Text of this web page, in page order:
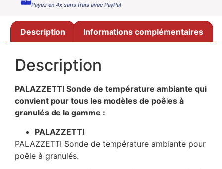
Payez en 4x sans frais avec PayPal
Description Informations complémentaires
Description
PALAZZETTI Sonde de température ambiante qui
convient pour tous les modèles de poêles à
granulés de la gamme :
PALAZZETTI
PALAZZETTI Sonde de température ambiante pour
poêle à granulés.